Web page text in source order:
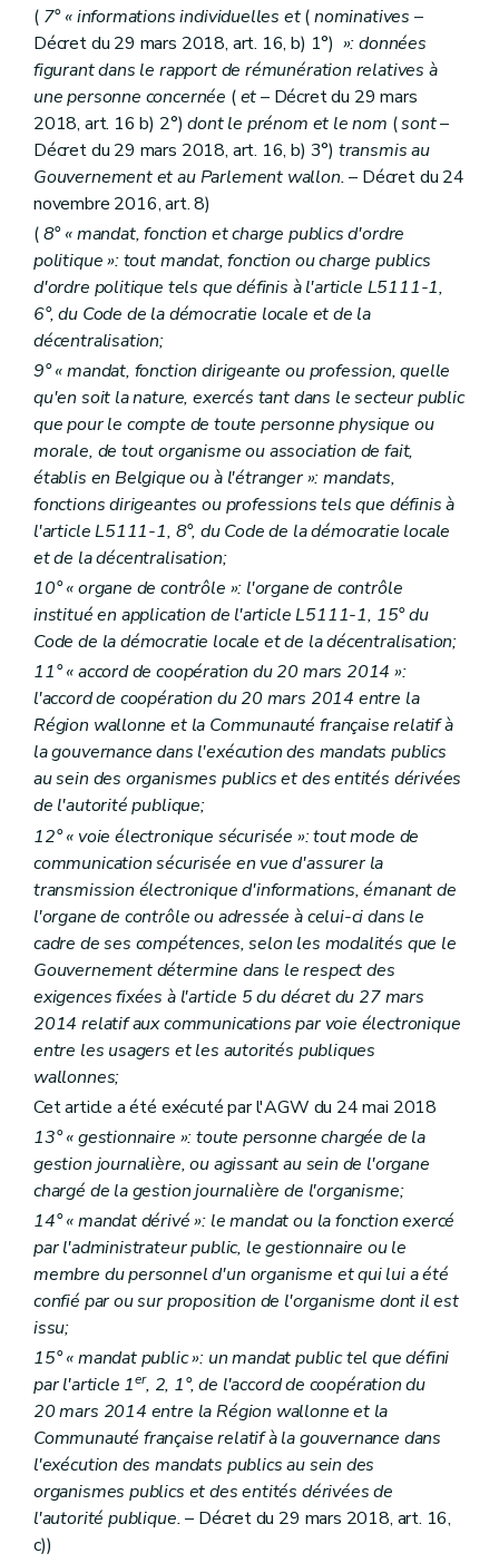
( 7° « informations individuelles et(nominatives –
Décret du 29 mars 2018, art. 16, b) 1°) »: données
figurant dans le rapport de rémunération relatives à
une personne concernée (et– Décret du 29 mars
2018, art. 16 b) 2°)dont le prénom et le nom (sont–
Décret du 29 mars 2018, art. 16, b) 3°) transmis au
Gouvernement et au Parlement wallon.– Décret du 24
novembre 2016, art. 8)
(8° « mandat, fonction et charge publics d'ordre
politique »: tout mandat, fonction ou charge publics
d'ordre politique tels que définis à l'article L5111-1,
6°, du Code de la démocratie locale et de la
décentralisation;
9° « mandat, fonction dirigeante ou profession, quelle
qu'en soit la nature, exercés tant dans le secteur public
que pour le compte de toute personne physique ou
morale, de tout organisme ou association de fait,
établis en Belgique ou à l'étranger »: mandats,
fonctions dirigeantes ou professions tels que définis à
l'article L5111-1, 8°, du Code de la démocratie locale
et de la décentralisation;
10° « organe de contrôle »: l'organe de contrôle
institué en application de l'article L5111-1, 15° du
Code de la démocratie locale et de la décentralisation;
11° « accord de coopération du 20 mars 2014 »:
l'accord de coopération du 20 mars 2014 entre la
Région wallonne et la Communauté française relatif à
la gouvernance dans l'exécution des mandats publics
au sein des organismes publics et des entités dérivées
de l'autorité publique;
12° « voie électronique sécurisée »: tout mode de
communication sécurisée en vue d'assurer la
transmission électronique d'informations, émanant de
l'organe de contrôle ou adressée à celui-ci dans le
cadre de ses compétences, selon les modalités que le
Gouvernement détermine dans le respect des
exigences fixées à l'article 5 du décret du 27 mars
2014 relatif aux communications par voie électronique
entre les usagers et les autorités publiques
wallonnes;
Cet article a été exécuté par l'AGW du 24 mai 2018
13° « gestionnaire »: toute personne chargée de la
gestion journalière, ou agissant au sein de l'organe
chargé de la gestion journalière de l'organisme;
14° « mandat dérivé »: le mandat ou la fonction exercé
par l'administrateur public, le gestionnaire ou le
membre du personnel d'un organisme et qui lui a été
confié par ou sur proposition de l'organisme dont il est
issu;
15° « mandat public »: un mandat public tel que défini
par l'article 1er, 2, 1°, de l'accord de coopération du
20 mars 2014 entre la Région wallonne et la
Communauté française relatif à la gouvernance dans
l'exécution des mandats publics au sein des
organismes publics et des entités dérivées de
l'autorité publique.– Décret du 29 mars 2018, art. 16,
c))